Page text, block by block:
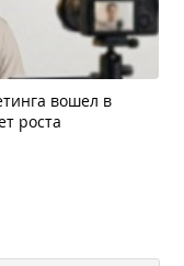
вошел в
роста